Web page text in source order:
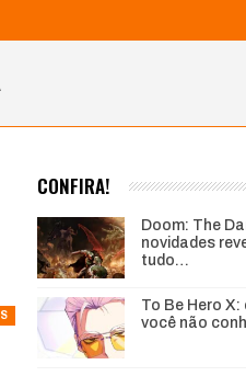
CONFIRA!
Doom: The
novidades
tudo…
To Be Hero
você não